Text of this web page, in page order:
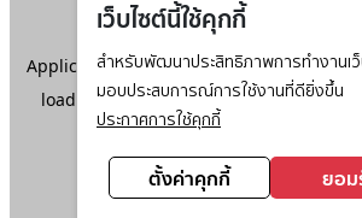
เว็บไซต์นี้ใช้คุกกี้
สำหรับพัฒนาประสิทธิภาพการทำงานเว็
มอบประสบการณ์การใช้งานที่ดียิ่งขึ้น
ประกาศการใช้คุกกี้
ตั้งค่าคุกกี้ ยอม
Application error: aclient-side
loadingwww.ktc.co.th(see the browser
information).